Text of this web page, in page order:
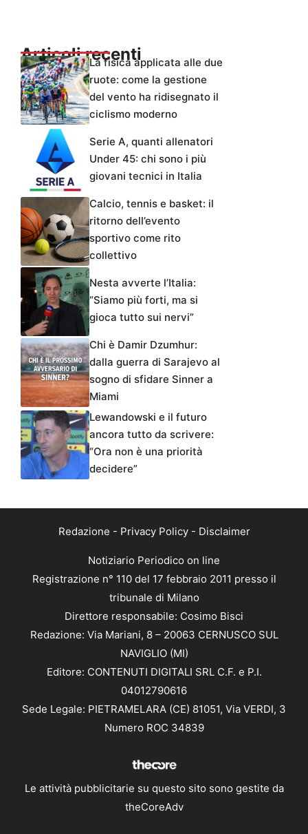
Articoli recentiLa fisica applicata alle due
ruote: come la gestione
del vento ha ridisegnato il
ciclismo moderno
Serie A, quanti allenatori
Under 45: chi sono i più
giovani tecnici in Italia
Calcio, tennis e basket: il
ritorno dell’evento
sportivo come rito
collettivo
Nesta avverte l’Italia:
“Siamo più forti, ma si
gioca tutto sui nervi”
Chi è Damir Dzumhur:
dalla guerra di Sarajevo al
sogno di sfidare Sinner a
Miami
Lewandowski e il futuro
ancora tutto da scrivere:
“Ora non è una priorità
decidere”
Redazione - Privacy Policy- Disclaimer
Notiziario Periodico on line
Registrazione n° 110 del 17 febbraio 2011 presso il
tribunale di Milano
Direttore responsabile: Cosimo Bisci
Redazione: Via Mariani, 8 – 20063 CERNUSCO SUL
NAVIGLIO (MI)
Editore: CONTENUTI DIGITALI SRL C.F. e P.I.
04012790616
Sede Legale: PIETRAMELARA (CE) 81051, Via VERDI, 3
Numero ROC 34839
Le attività pubblicitarie su questo sito sono gestite da
theCoreAdv